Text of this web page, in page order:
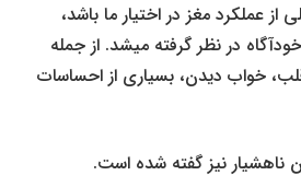
از عملکرد مغز در اختیار ما باشد،
در نظر گرفته می­شد. از جمله
خواب دیدن، بسیاری از احساسات
ناهشیار نیز گفته شده است.